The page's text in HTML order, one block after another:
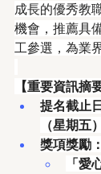
成長的優秀教
機會，推薦具
工參選，為業
【重要資訊摘要
提名截止
（星期五
獎項獎勵：
「愛